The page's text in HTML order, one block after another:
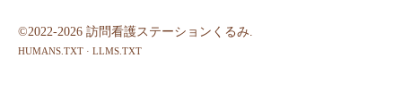
©2022-2026 訪問看護ステーションくるみ.
HUMANS.TXT · LLMS.TXT